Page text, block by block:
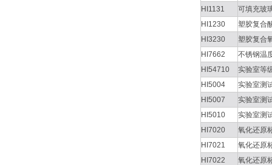
HI1131
可填充玻
HI1230
塑胶复合
HI3230
塑胶复合
HI7662
不锈钢温
HI54710
实验室等
HI5004
实验室测
HI5007
实验室测
HI5010
实验室测
HI7020
氧化还原
HI7021
氧化还原
HI7022
氧化还原